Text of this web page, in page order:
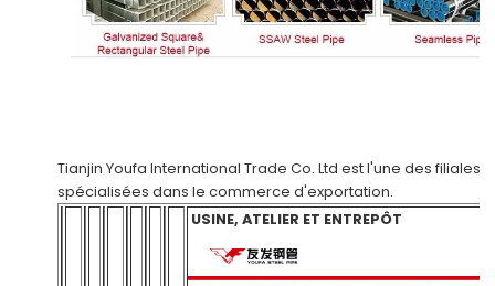
Tianjin Youfa International Trade Co. Ltd est l'une des filiales
spécialisées dans le commerce d'exportation.
USINE, ATELIER ET ENTREPÔT